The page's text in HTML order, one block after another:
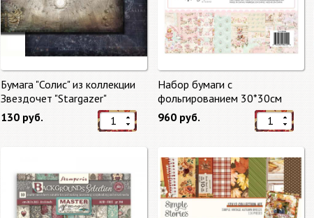
Бумага "Солис" из коллекции
Звездочет "Stargazer"
130 руб.
Набор бумаги с
фольгированием 30*30см
Сладкая весна "Sweet Spring"
8 листов Prima Marketing
960 руб.